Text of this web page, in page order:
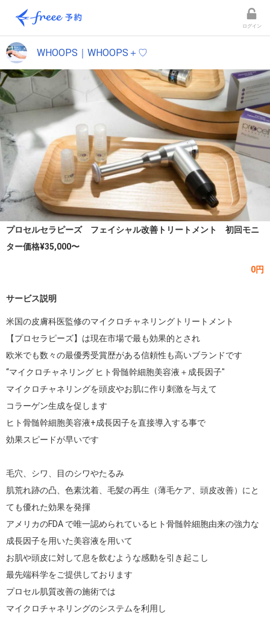
ログイン
WHOOPS｜WHOOPS＋♡
プロセルセラピーズ フェイシャル改善トリートメント 初回モニ
ター価格¥35,000〜
0円
サービス説明
米国の皮膚科医監修のマイクロチャネリングトリートメント
【プロセラピーズ】は現在市場で最も効果的とされ
欧米でも数々の最優秀受賞歴がある信頼性も高いブランドです
“マイクロチャネリング ヒト骨髄幹細胞美容液＋成長因子"
マイクロチャネリングを頭皮やお肌に作り刺激を与えて
コラーゲン生成を促します
ヒト骨髄幹細胞美容液+成長因子を直接導入する事で
効果スピードが早いです
毛穴、シワ、目のシワやたるみ
肌荒れ跡の凸、色素沈着、毛髪の再生（薄毛ケア、頭皮改善）にと
ても優れた効果を発揮
アメリカのFDA で唯一認められているヒト骨髄幹細胞由来の強力な
成長因子を用いた美容液を用いて
お肌や頭皮に対して息を飲むような感動を引き起こし
最先端科学をご提供しております
プロセル肌質改善の施術では
マイクロチャネリングのシステムを利用し